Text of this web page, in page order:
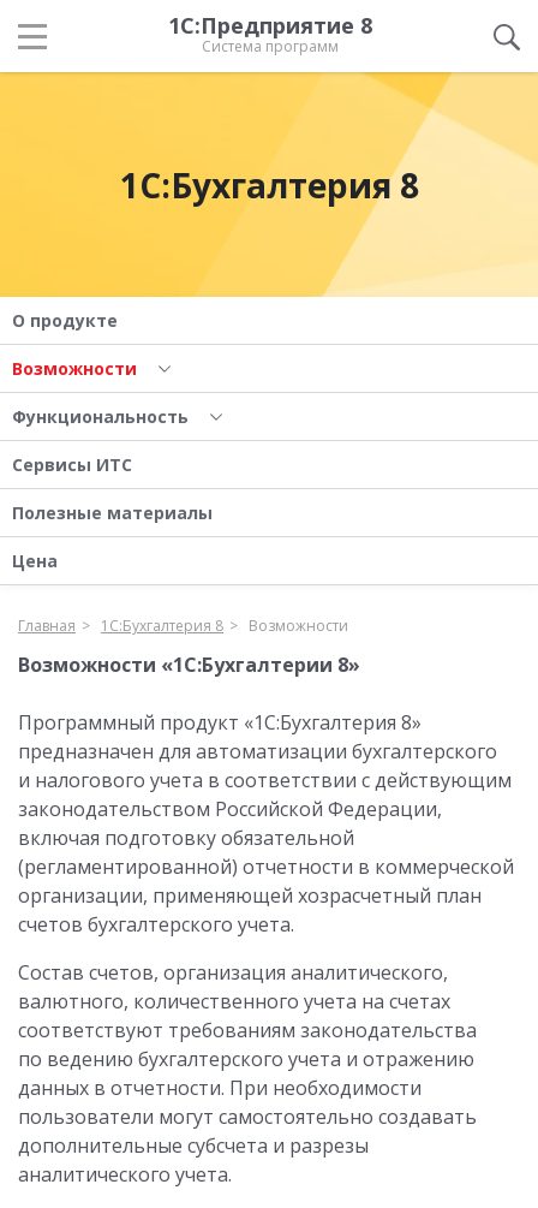
1С:Предприятие 8
Система программ
1С:Бухгалтерия 8
О продукте
Возможности
Функциональность
Сервисы ИТС
Полезные материалы
Цена
Главная 1С:Бухгалтерия 8 Возможности
Возможности «1С:Бухгалтерии 8»
Программный продукт «1С:Бухгалтерия 8»
предназначен для автоматизации бухгалтерского
и налогового учета в соответствии с действующим
законодательством Российской Федерации,
включая подготовку обязательной
(регламентированной) отчетности в коммерческой
организации, применяющей хозрасчетный план
счетов бухгалтерского учета.
Состав счетов, организация аналитического,
валютного, количественного учета на счетах
соответствуют требованиям законодательства
по ведению бухгалтерского учета и отражению
данных в отчетности. При необходимости
пользователи могут самостоятельно создавать
дополнительные субсчета и разрезы
аналитического учета.